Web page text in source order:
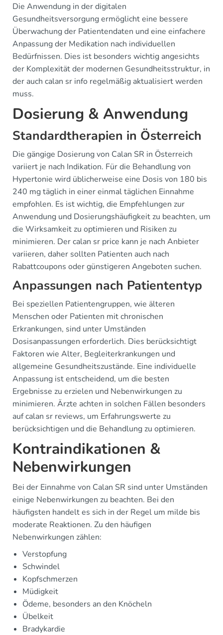
Die Anwendung in der digitalen
Gesundheitsversorgung ermöglicht eine bessere
Überwachung der Patientendaten und eine einfachere
Anpassung der Medikation nach individuellen
Bedürfnissen. Dies ist besonders wichtig angesichts
der Komplexität der modernen Gesundheitsstruktur, in
der auch calan sr info regelmäßig aktualisiert werden
muss.
Dosierung & Anwendung
Standardtherapien in Österreich
Die gängige Dosierung von Calan SR in Österreich
variiert je nach Indikation. Für die Behandlung von
Hypertonie wird üblicherweise eine Dosis von 180 bis
240 mg täglich in einer einmal täglichen Einnahme
empfohlen. Es ist wichtig, die Empfehlungen zur
Anwendung und Dosierungshäufigkeit zu beachten, um
die Wirksamkeit zu optimieren und Risiken zu
minimieren. Der calan sr price kann je nach Anbieter
variieren, daher sollten Patienten auch nach
Rabattcoupons oder günstigeren Angeboten suchen.
Anpassungen nach Patiententyp
Bei speziellen Patientengruppen, wie älteren
Menschen oder Patienten mit chronischen
Erkrankungen, sind unter Umständen
Dosisanpassungen erforderlich. Dies berücksichtigt
Faktoren wie Alter, Begleiterkrankungen und
allgemeine Gesundheitszustände. Eine individuelle
Anpassung ist entscheidend, um die besten
Ergebnisse zu erzielen und Nebenwirkungen zu
minimieren. Ärzte achten in solchen Fällen besonders
auf calan sr reviews, um Erfahrungswerte zu
berücksichtigen und die Behandlung zu optimieren.
Kontraindikationen &
Nebenwirkungen
Bei der Einnahme von Calan SR sind unter Umständen
einige Nebenwirkungen zu beachten. Bei den
häufigsten handelt es sich in der Regel um milde bis
moderate Reaktionen. Zu den häufigen
Nebenwirkungen zählen:
Verstopfung
Schwindel
Kopfschmerzen
Müdigkeit
Ödeme, besonders an den Knöcheln
Übelkeit
Bradykardie